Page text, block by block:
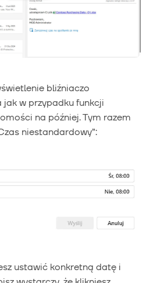
bliźniaczo
w przypadku funkcji
na później. Tym razem
niestandardowy”:
ustawić konkretną datę i